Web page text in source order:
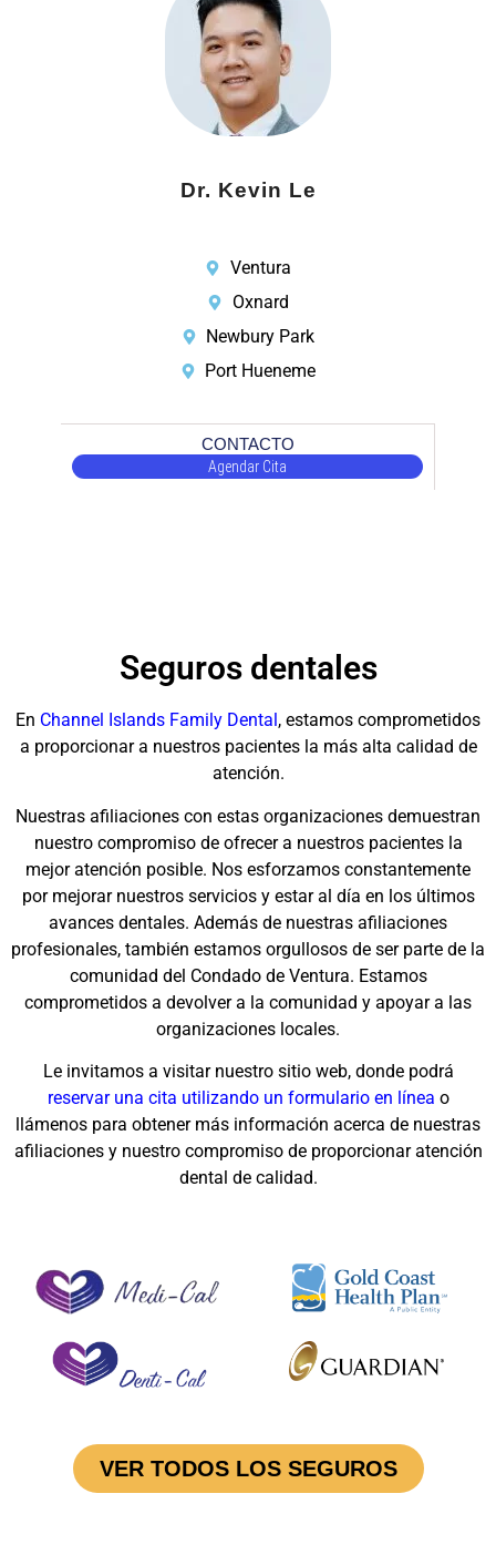
Dr. Kevin Le
Ventura
Oxnard
Newbury Park
Port Hueneme
CONTACTO
Agendar Cita
Seguros dentales
En Channel Islands Family Dental , estamos comprometidos
a proporcionar a nuestros pacientes la más alta calidad de
atención.
Nuestras afiliaciones con estas organizaciones demuestran
nuestro compromiso de ofrecer a nuestros pacientes la
mejor atención posible. Nos esforzamos constantemente
por mejorar nuestros servicios y estar al día en los últimos
avances dentales. Además de nuestras afiliaciones
profesionales, también estamos orgullosos de ser parte de la
comunidad del Condado de Ventura. Estamos
comprometidos a devolver a la comunidad y apoyar a las
organizaciones locales.
Le invitamos a visitar nuestro sitio web, donde podrá
reservar una cita utilizando un formulario en línea o
llámenos para obtener más información acerca de nuestras
afiliaciones y nuestro compromiso de proporcionar atención
dental de calidad.
VER TODOS LOS SEGUROS